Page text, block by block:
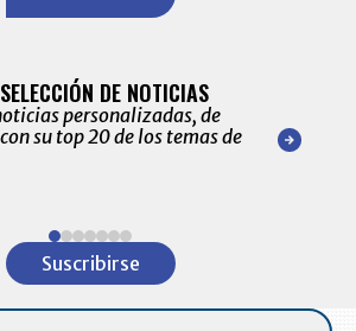
DE NOTICIAS
personalizadas, de
su top 20 de los temas de
de las
Suscribirse